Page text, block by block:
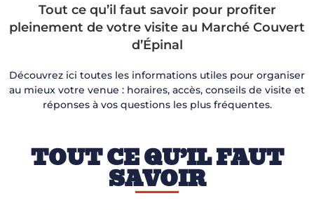
Tout ce qu’il faut savoir pour profiter
pleinement de votre visite au Marché Couvert
d’Épinal
Découvrez ici toutes les informations utiles pour organiser
au mieux votre venue : horaires, accès, conseils de visite et
réponses à vos questions les plus fréquentes.
TOUT CE QU’IL FAUT
SAVOIR